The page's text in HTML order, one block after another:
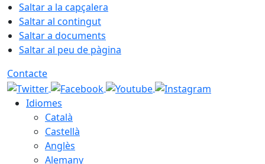
Saltar a la capçalera
Saltar al contingut
Saltar a documents
Saltar al peu de pàgina
Contacte
Idiomes
Català
Castellà
Anglès
Alemany